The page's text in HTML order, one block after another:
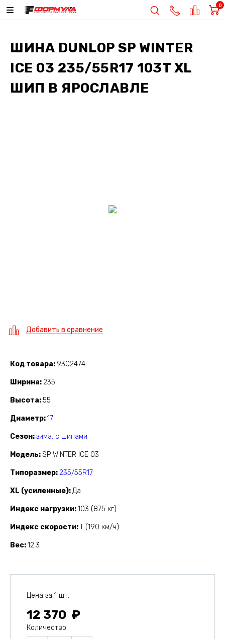
0
ШИНА DUNLOP SP WINTER
ICE 03 235/55R17 103T XL
ШИП В ЯРОСЛАВЛЕ
Добавить в сравнение
Код товара 9302474
Ширина 235
Высота 55
Диаметр 17
Сезон зима: с шипами
Модель SP WINTER ICE 03
Типоразмер 235/55R17
XL (усиленные) Да
Индекс нагрузки 103 (875 кг)
Индекс скорости T (190 км/ч)
Вес 12.3
Цена за 1 шт.
12 370
Количество